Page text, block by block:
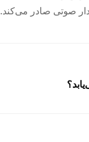
صوتی صادر می‌کند.